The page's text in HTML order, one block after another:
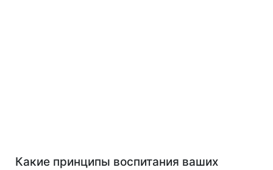
Какие принципы воспитания ваших